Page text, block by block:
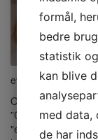
eventansvarig på
Ostindiska
”Ostindiefararen
"ett äventyr”.
formål,
bedre
statistik
kan blive
med data,
de har